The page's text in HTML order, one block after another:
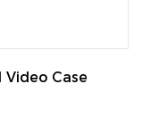
Video Case